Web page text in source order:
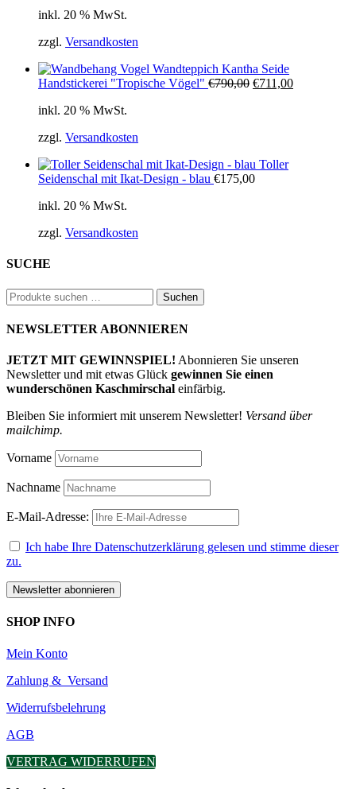
inkl. 20 % MwSt.
zzgl. Versandkosten
Wandteppich Kantha Seide
Handstickerei "Tropische Vögel" €790,00 Ursprünglicher
€711,00Aktueller
inkl. 20 % MwSt.
zzgl. Versandkosten
Toller
Seidenschal mit Ikat-Design - blau €175,00
inkl. 20 % MwSt.
zzgl. Versandkosten
SUCHE
Suchen
nach:
Suchen
NEWSLETTER ABONNIEREN
JETZT MIT GEWINNSPIEL! Abonnieren Sie unseren
Newsletter und mit etwas Glück gewinnen Sie einen
wunderschönen Kaschmirschal einfärbig.
Bleiben Sie informiert mit unserem Newsletter! Versand über
mailchimp.
Vorname
Nachname
E-Mail-Adresse:
Ich habe Ihre Datenschutzerklärung gelesen und stimme dieser
zu.
SHOP INFO
Mein Konto
Zahlung & Versand
Widerrufsbelehrung
AGB
VERTRAG WIDERRUFEN